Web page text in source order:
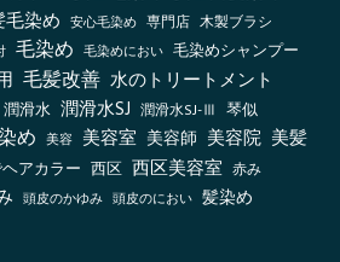
染め 安心毛染め 専門店 木製ブラシ
毛染め 毛染めにおい 毛染めシャンプー
毛髪改善 水のトリートメント
潤滑水 潤滑水SJ 潤滑水SJ-Ⅲ 琴似
め 美容 美容室 美容師 美容院 美髪
アカラー 西区 西区美容室 赤み
頭皮のかゆみ 頭皮のにおい 髪染め